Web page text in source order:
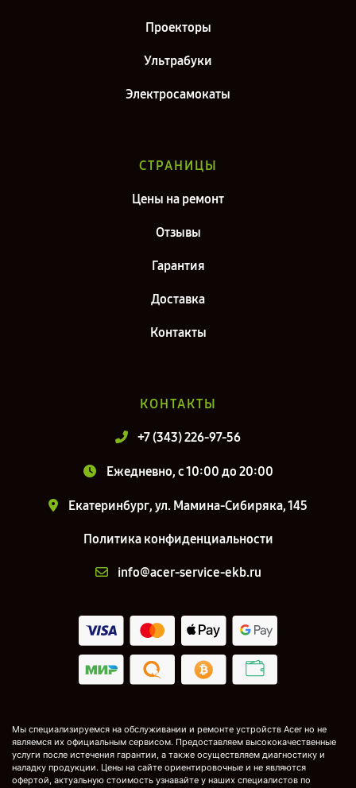
Проекторы
Ультрабуки
Электросамокаты
СТРАНИЦЫ
Цены на ремонт
Отзывы
Гарантия
Доставка
Контакты
КОНТАКТЫ
+7 (343) 226-97-56
Ежедневно, с 10:00 до 20:00
Екатеринбург, ул. Мамина-Сибиряка, 145
Политика конфиденциальности
info@acer-service-ekb.ru
Мы специализируемся на обслуживании и ремонте устройств Acer но не
являемся их официальным сервисом. Предоставляем высококачественные
услуги после истечения гарантии, а также осуществляем диагностику и
наладку продукции. Цены на сайте ориентировочные и не являются
офертой, актуальную стоимость узнавайте у наших специалистов по